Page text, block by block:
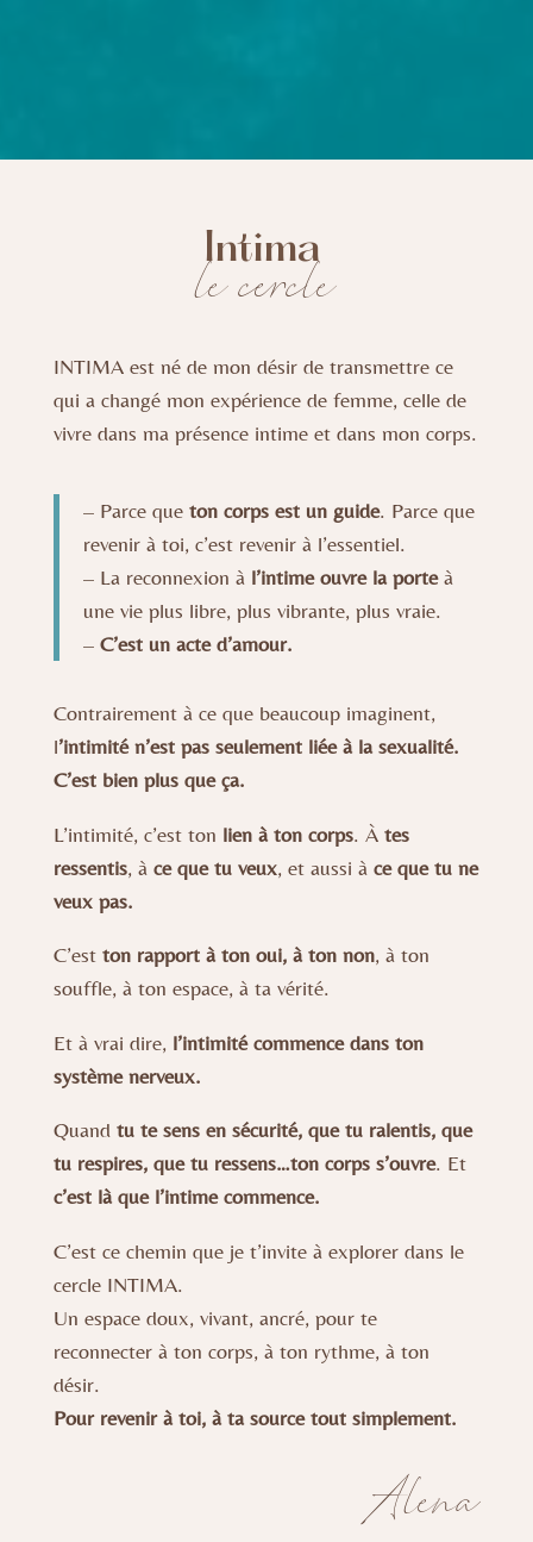
Intima
le cercle
INTIMA est né de mon désir de transmettre ce
qui a changé mon expérience de femme, celle de
vivre dans ma présence intime et dans mon corps.
– Parce queton corps est un guide. Parce que
revenir à toi, c’est revenir à l’essentiel.
– La reconnexion à l’intime ouvre la porteà
une vie plus libre, plus vibrante, plus vraie.
–C’est un acte d’amour.
Contrairement à ce que beaucoup imaginent,
l’intimité n’est pas seulement liée à la sexualité.
C’est bien plus que ça.
L’intimité, c’est ton lien à ton corps. À tes
ressentis, à ce que tu veux, et aussi à ce que tu ne
veux pas.
C’est ton rapport à ton oui, à ton non, à ton
souffle, à ton espace, à ta vérité.
Et à vrai dire, l’intimité commence dans ton
système nerveux.
Quand tu te sens en sécurité, que tu ralentis, que
tu respires, que tu ressens…ton corps s’ouvre. Et
c’est là que l’intime commence.
C’est ce chemin que je t’invite à explorer dans le
cercle INTIMA.
Un espace doux, vivant, ancré, pour te
reconnecter à ton corps, à ton rythme, à ton
désir.
Pour revenir à toi, à ta source tout simplement.
Alena